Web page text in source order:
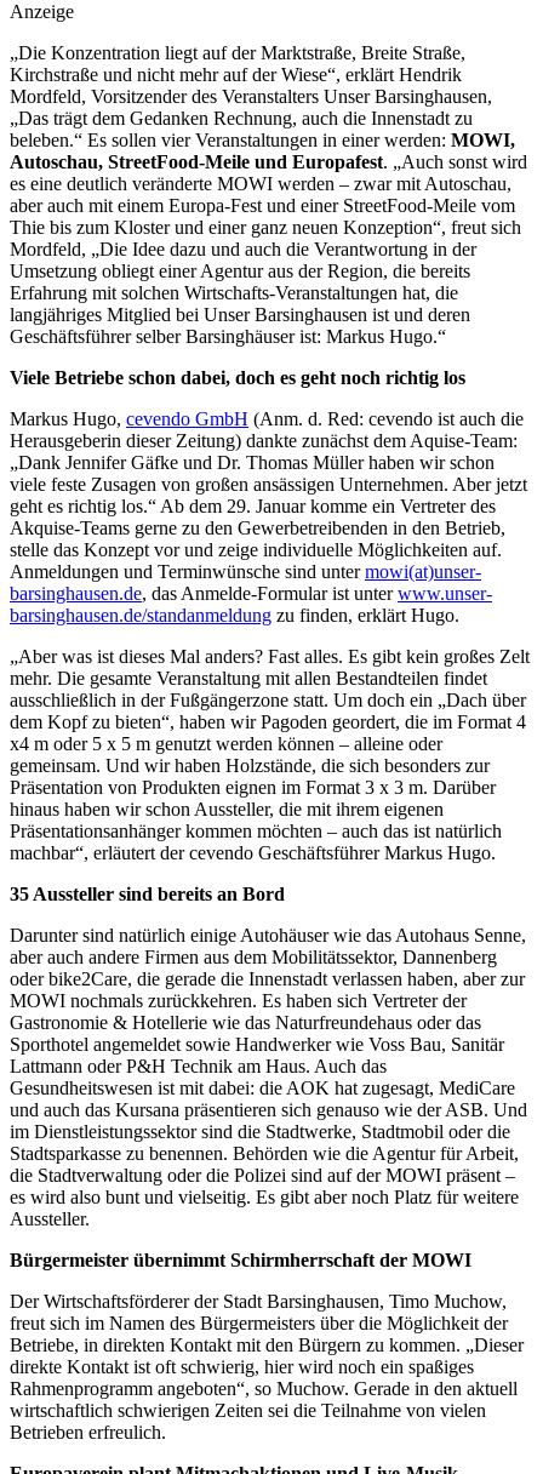
Anzeige
„Die Konzentration liegt auf der Marktstraße, Breite Straße,
Kirchstraße und nicht mehr auf der Wiese“, erklärt Hendrik
Mordfeld, Vorsitzender des Veranstalters Unser Barsinghausen,
„Das trägt dem Gedanken Rechnung, auch die Innenstadt zu
beleben.“ Es sollen vier Veranstaltungen in einer werden: MOWI,
Autoschau, StreetFood-Meile und Europafest. „Auch sonst wird
es eine deutlich veränderte MOWI werden – zwar mit Autoschau,
aber auch mit einem Europa-Fest und einer StreetFood-Meile vom
Thie bis zum Kloster und einer ganz neuen Konzeption“, freut sich
Mordfeld, „Die Idee dazu und auch die Verantwortung in der
Umsetzung obliegt einer Agentur aus der Region, die bereits
Erfahrung mit solchen Wirtschafts-Veranstaltungen hat, die
langjähriges Mitglied bei Unser Barsinghausen ist und deren
Geschäftsführer selber Barsinghäuser ist: Markus Hugo.“
Viele Betriebe schon dabei, doch es geht noch richtig los
Markus Hugo, cevendo GmbH (Anm. d. Red: cevendo ist auch die
Herausgeberin dieser Zeitung) dankte zunächst dem Aquise-Team:
„Dank Jennifer Gäfke und Dr. Thomas Müller haben wir schon
viele feste Zusagen von großen ansässigen Unternehmen. Aber jetzt
geht es richtig los.“ Ab dem 29. Januar komme ein Vertreter des
Akquise-Teams gerne zu den Gewerbetreibenden in den Betrieb,
stelle das Konzept vor und zeige individuelle Möglichkeiten auf.
Anmeldungen und Terminwünsche sind untermowi(at)unser-
barsinghausen.de, das Anmelde-Formular ist unterwww.unser-
barsinghausen.de/standanmeldung zu finden, erklärt Hugo.
„Aber was ist dieses Mal anders? Fast alles. Es gibt kein großes Zelt
mehr. Die gesamte Veranstaltung mit allen Bestandteilen findet
ausschließlich in der Fußgängerzone statt. Um doch ein „Dach über
dem Kopf zu bieten“, haben wir Pagoden geordert, die im Format 4
x4 m oder 5 x 5 m genutzt werden können – alleine oder
gemeinsam. Und wir haben Holzstände, die sich besonders zur
Präsentation von Produkten eignen im Format 3 x 3 m. Darüber
hinaus haben wir schon Aussteller, die mit ihrem eigenen
Präsentationsanhänger kommen möchten – auch das ist natürlich
machbar“, erläutert der cevendo Geschäftsführer Markus Hugo.
35 Aussteller sind bereits an Bord
Darunter sind natürlich einige Autohäuser wie das Autohaus Senne,
aber auch andere Firmen aus dem Mobilitätssektor, Dannenberg
oder bike2Care, die gerade die Innenstadt verlassen haben, aber zur
MOWI nochmals zurückkehren. Es haben sich Vertreter der
Gastronomie & Hotellerie wie das Naturfreundehaus oder das
Sporthotel angemeldet sowie Handwerker wie Voss Bau, Sanitär
Lattmann oder P&H Technik am Haus. Auch das
Gesundheitswesen ist mit dabei: die AOK hat zugesagt, MediCare
und auch das Kursana präsentieren sich genauso wie der ASB. Und
im Dienstleistungssektor sind die Stadtwerke, Stadtmobil oder die
Stadtsparkasse zu benennen. Behörden wie die Agentur für Arbeit,
die Stadtverwaltung oder die Polizei sind auf der MOWI präsent –
es wird also bunt und vielseitig. Es gibt aber noch Platz für weitere
Aussteller.
Bürgermeister übernimmt Schirmherrschaft der MOWI
Der Wirtschaftsförderer der Stadt Barsinghausen, Timo Muchow,
freut sich im Namen des Bürgermeisters über die Möglichkeit der
Betriebe, in direkten Kontakt mit den Bürgern zu kommen. „Dieser
direkte Kontakt ist oft schwierig, hier wird noch ein spaßiges
Rahmenprogramm angeboten“, so Muchow. Gerade in den aktuell
wirtschaftlich schwierigen Zeiten sei die Teilnahme von vielen
Betrieben erfreulich.